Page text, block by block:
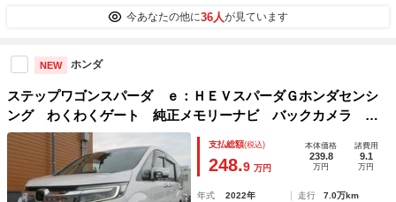
今あなたの他に36人が見ています
NEW ホンダ
ステップワゴンスパーダ ｅ：ＨＥＶスパーダＧホンダセンシ
ング わくわくゲート 純正メモリーナビ バックカメラ 純
正後席モニター 両側電動スライドドア 純正前後ドライブレ
コーダー 純正１６インチアルミ（夏） ＥＴＣ２．０ ＬＥ
Ｄヘッドライト ＬＥＤフォグライト
支払総額(税込)
248.9 万円
本体価格
239.8
万円
諸費用
9.1
万円
年式 2022年 走行
7.0万km